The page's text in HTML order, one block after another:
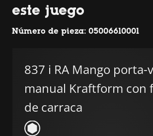
este juego
Número de pieza: 05006610001
837 i RA Mango porta-
manual Kraftform con
de carraca